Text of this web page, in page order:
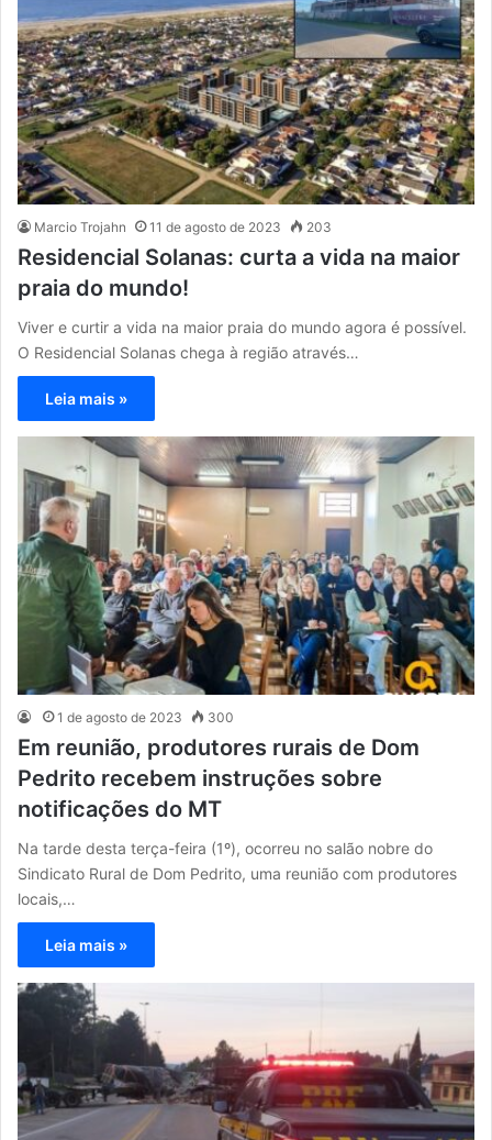
Marcio Trojahn 11 de agosto de 2023 203
Residencial Solanas: curta a vida na maior
praia do mundo!
Viver e curtir a vida na maior praia do mundo agora é possível.
O Residencial Solanas chega à região através…
Leia mais »
1 de agosto de 2023 300
Em reunião, produtores rurais de Dom
Pedrito recebem instruções sobre
notificações do MT
Na tarde desta terça-feira (1º), ocorreu no salão nobre do
Sindicato Rural de Dom Pedrito, uma reunião com produtores
locais,…
Leia mais »